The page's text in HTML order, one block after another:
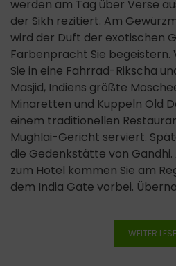
werden am Tag über Verse
der Sikh rezitiert. Am
wird der Duft der exotischen
Farbenpracht Sie begeistern.
Sie in eine Fahrrad-Rikscha
Masjid, Indiens größte
Minaretten und Kuppeln Old
einem traditionellen
Mughlai-Gericht serviert.
die Gedenkstätte von
zum Hotel kommen Sie am
dem India Gate vorbei.
WEITER